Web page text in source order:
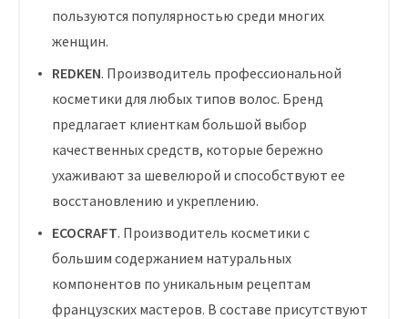
пользуются популярностью среди многих
женщин.
REDKEN. Производитель профессиональной
косметики для любых типов волос. Бренд
предлагает клиенткам большой выбор
качественных средств, которые бережно
ухаживают за шевелюрой и способствуют ее
восстановлению и укреплению.
ECOCRAFT. Производитель косметики с
большим содержанием натуральных
компонентов по уникальным рецептам
французских мастеров. В составе присутствуют